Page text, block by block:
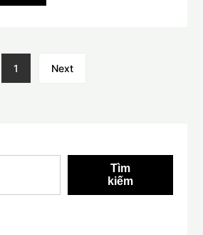
1 Next
Tìm
kiếm